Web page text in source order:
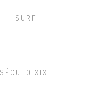
SURF
SÉCULO XIX